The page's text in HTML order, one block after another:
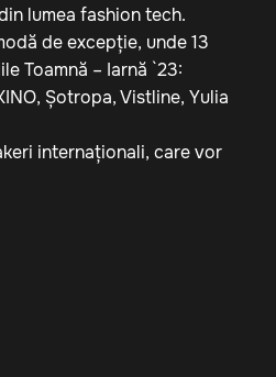
lumea fashion tech.
de excepție, unde 13
Toamnă – Iarnă `23:
Șotropa, Vistline, Yulia
internaționali, care vor